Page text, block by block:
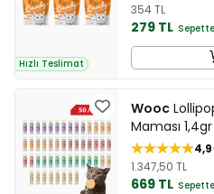
Hızlı Teslimat
354 TL
279 TL Sepette
Wooc
Maması
4,9
1.347,50 TL
669 TL Sepette